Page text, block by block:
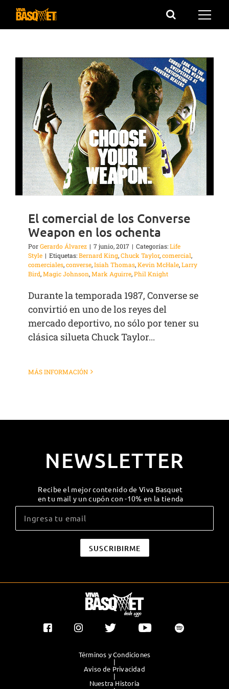
Saltar
El comercial de los Converse
Weapon en los ochenta
PorGerardo Álvarez | 7 junio, 2017 | Categorías:Life
Style | Etiquetas:Bernard King,Chuck Taylor,comercial,
comerciales,converse,Isiah Thomas,Kevin McHale,Larry
Bird,Magic Johnson,Mark Aguirre,Phil Knight
Durante la temporada 1987, Converse se
convirtió en uno de los reyes del
mercado deportivo, no sólo por tener su
clásica silueta Chuck Taylor...
MÁS INFORMACIÓN
NEWSLETTER
Recibe el mejor contenido de Viva Basquet
en tu mail y un cupón con -10% en la tienda
Términos y Condiciones
|
Aviso de Privacidad
|
Nuestra Historia